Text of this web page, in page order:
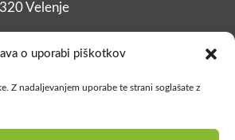
o uporabi piškotkov
Z nadaljevanjem uporabe te strani soglašate z
Velenje